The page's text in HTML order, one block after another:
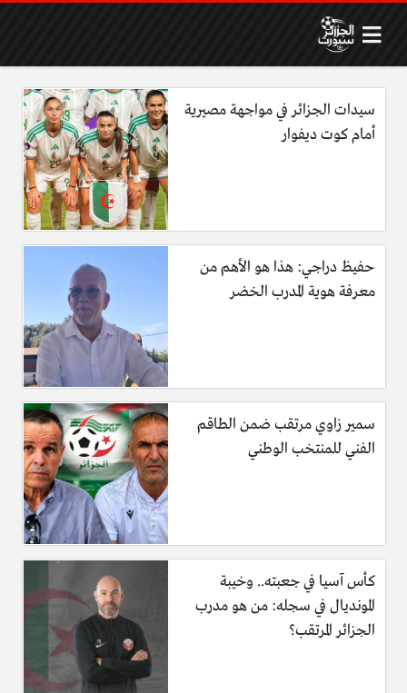
سيدات الجزائر في مواجهة مصيرية
أمام كوت ديفوار
حفيظ دراجي: هذا هو الأهم من
معرفة هوية المدرب الخضر
سمير زاوي مرتقب ضمن الطاقم
الفني للمنتخب الوطني
كأس آسيا في جعبته.. وخيبة
المونديال في سجله: من هو مدرب
الجزائر المرتقب؟